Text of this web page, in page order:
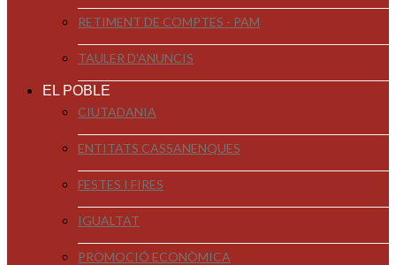
RETIMENT DE COMPTES - PAM
TAULER D'ANUNCIS
EL POBLE
CIUTADANIA
ENTITATS CASSANENQUES
FESTES I FIRES
IGUALTAT
PROMOCIÓ ECONÒMICA